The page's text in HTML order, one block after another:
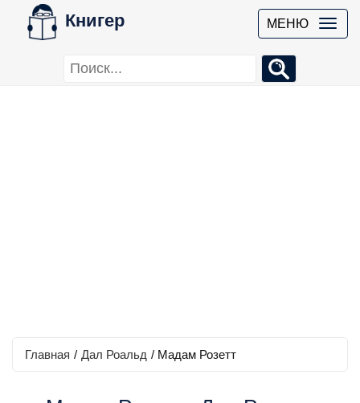
Книгер МЕНЮ
Главная / Дал Роальд / Мадам Розетт